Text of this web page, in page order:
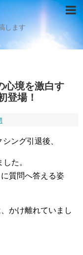
します
心境を激白す
登場！
ング引退後、
た。
質問へ答える姿
かけ離れていまし